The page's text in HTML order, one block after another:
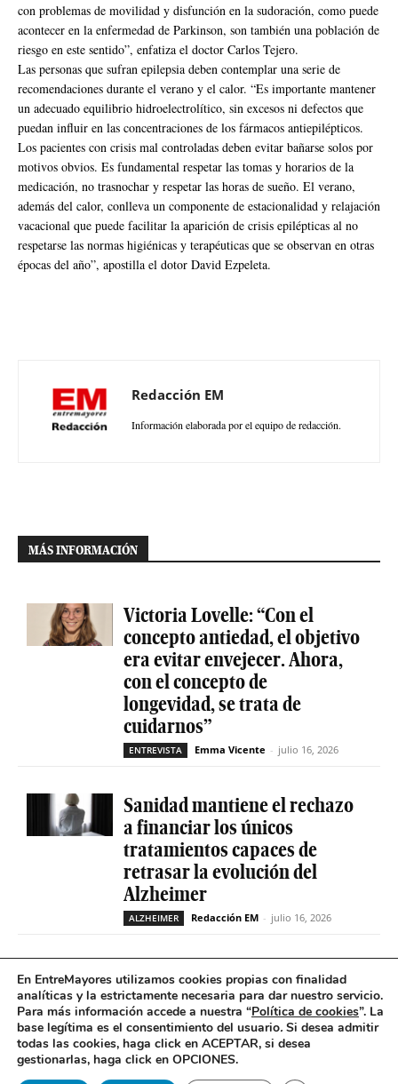
con problemas de movilidad y disfunción en la sudoración, como puede
acontecer en la enfermedad de Parkinson, son también una población de
riesgo en este sentido”, enfatiza el doctor Carlos Tejero.
Las personas que sufran epilepsia deben contemplar una serie de
recomendaciones durante el verano y el calor. “Es importante mantener
un adecuado equilibrio hidroelectrolítico, sin excesos ni defectos que
puedan influir en las concentraciones de los fármacos antiepilépticos.
Los pacientes con crisis mal controladas deben evitar bañarse solos por
motivos obvios. Es fundamental respetar las tomas y horarios de la
medicación, no trasnochar y respetar las horas de sueño. El verano,
además del calor, conlleva un componente de estacionalidad y relajación
vacacional que puede facilitar la aparición de crisis epilépticas al no
respetarse las normas higiénicas y terapéuticas que se observan en otras
épocas del año”, apostilla el dotor David Ezpeleta.
Redacción EM
Información elaborada por el equipo de redacción.
MÁS INFORMACIÓN
Victoria Lovelle: “Con el
concepto antiedad, el objetivo
era evitar envejecer. Ahora,
con el concepto de
longevidad, se trata de
cuidarnos”
ENTREVISTA Emma Vicente - julio 16, 2026
Sanidad mantiene el rechazo
a financiar los únicos
tratamientos capaces de
retrasar la evolución del
Alzheimer
ALZHEIMER Redacción EM - julio 16, 2026
La geriatría reclama más
peso en el sistema sanitario
ante el envejecimiento récord
de la población española
GERIATRÍA Redacción EM
En EntreMayores utilizamos cookies propias con finalidad
analíticas y la estrictamente necesaria para dar nuestro servicio.
Para más información accede a nuestra “Política de cookies”. La
base legítima es el consentimiento del usuario. Si desea admitir
todas las cookies, haga click en ACEPTAR, si desea
gestionarlas, haga click en OPCIONES.